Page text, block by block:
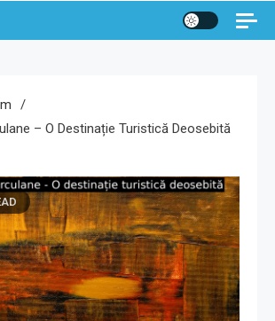
– O Destinație Turistică Deosebită